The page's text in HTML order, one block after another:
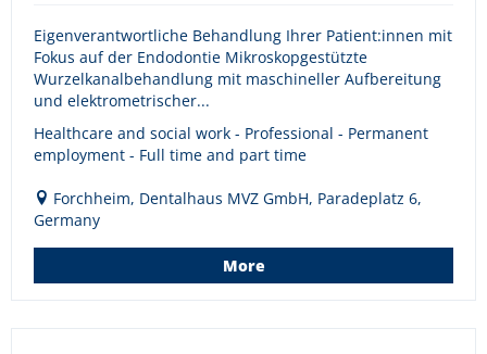
Eigenverantwortliche Behandlung Ihrer Patient:innen mit
Fokus auf der Endodontie Mikroskopgestützte
Wurzelkanalbehandlung mit maschineller Aufbereitung
und elektrometrischer...
Healthcare and social work - Professional - Permanent
employment - Full time and part time
Forchheim, Dentalhaus MVZ GmbH, Paradeplatz 6,
Germany
More